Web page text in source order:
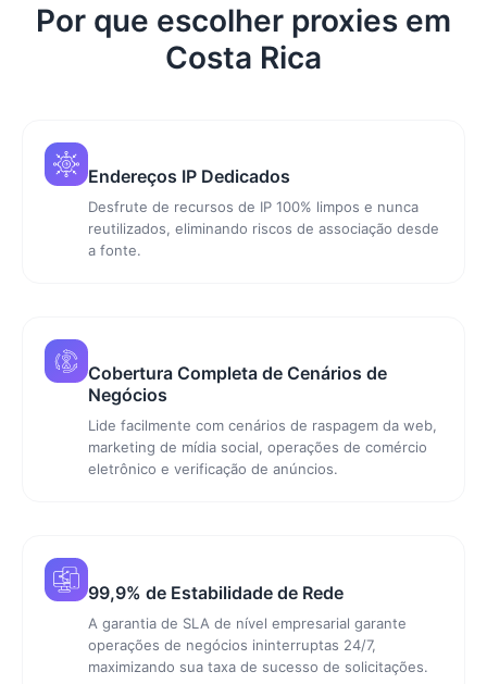
Por que escolher proxies em
Costa Rica
Endereços IP Dedicados
Desfrute de recursos de IP 100% limpos e nunca
reutilizados, eliminando riscos de associação desde
a fonte.
Cobertura Completa de Cenários de
Negócios
Lide facilmente com cenários de raspagem da web,
marketing de mídia social, operações de comércio
eletrônico e verificação de anúncios.
99,9% de Estabilidade de Rede
A garantia de SLA de nível empresarial garante
operações de negócios ininterruptas 24/7,
maximizando sua taxa de sucesso de solicitações.